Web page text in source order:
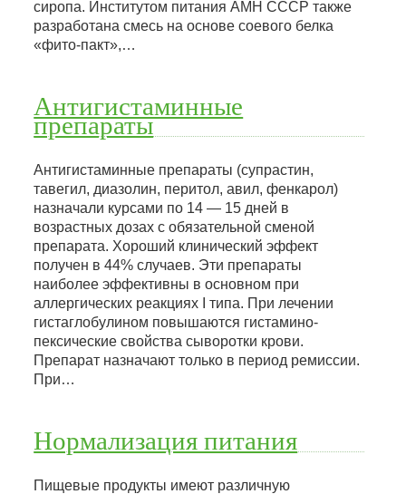
сиропа. Институтом питания АМН СССР также
разработана смесь на основе соевого белка
«фито-пакт»,…
Антигистаминные
препараты
Антигистаминные препараты (супрастин,
тавегил, диазолин, перитол, авил, фенкарол)
назначали курсами по 14 — 15 дней в
возрастных дозах с обязательной сменой
препарата. Хороший клинический эффект
получен в 44% случаев. Эти препараты
наиболее эффективны в основном при
аллергических реакциях I типа. При лечении
гистаглобулином повышаются гистамино-
пексические свойства сыворотки крови.
Препарат назначают только в период ремиссии.
При…
Нормализация питания
Пищевые продукты имеют различную